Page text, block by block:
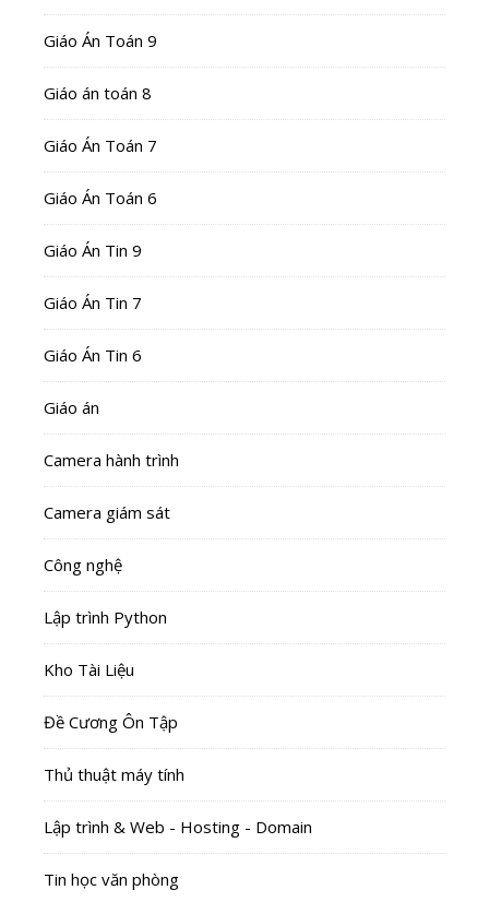
Giáo Án Toán 9
Giáo án toán 8
Giáo Án Toán 7
Giáo Án Toán 6
Giáo Án Tin 9
Giáo Án Tin 7
Giáo Án Tin 6
Giáo án
Camera hành trình
Camera giám sát
Công nghệ
Lập trình Python
Kho Tài Liệu
Đề Cương Ôn Tập
Thủ thuật máy tính
Lập trình & Web - Hosting - Domain
Tin học văn phòng